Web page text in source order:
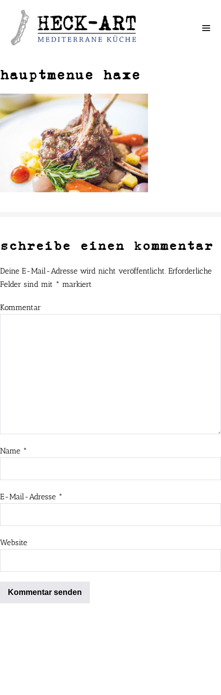
Weiter
Inhalt
hauptmenue haxe
schreibe einen kommentar
Deine E-Mail-Adresse wird nicht veröffentlicht. Erforderliche
Felder sind mit * markiert
Kommentar
Name *
E-Mail-Adresse *
Website